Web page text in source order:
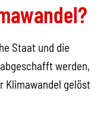
Staat und die
werden,
Klimawandel gelöst